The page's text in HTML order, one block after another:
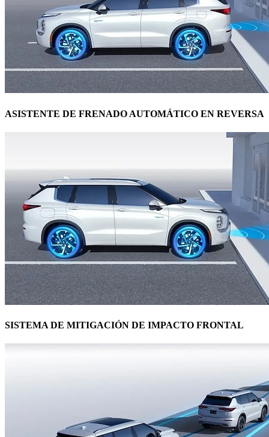
ASISTENTE DE FRENADO AUTOMÁTICO EN REVERSA
SISTEMA DE MITIGACIÓN DE IMPACTO FRONTAL